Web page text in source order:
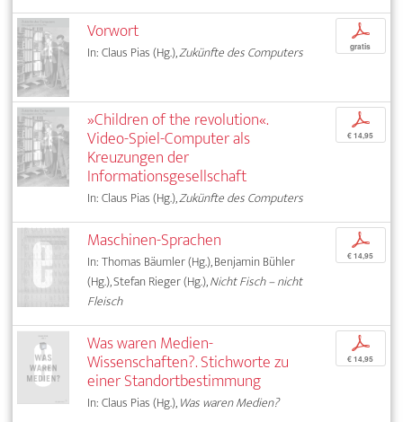
Vorwort
In: Claus Pias (Hg.),Zukünfte des Computers
p
gratis
»Children of the revolution«.
Video-Spiel-Computer als
Kreuzungen der
Informationsgesellschaft
In: Claus Pias (Hg.),Zukünfte des Computers
p
€ 14,95
Maschinen-Sprachen
In: Thomas Bäumler (Hg.), Benjamin Bühler
(Hg.), Stefan Rieger (Hg.),Nicht Fisch – nicht
Fleisch
p
€ 14,95
Was waren Medien-
Wissenschaften?. Stichworte zu
einer Standortbestimmung
In: Claus Pias (Hg.),Was waren Medien?
p
€ 14,95